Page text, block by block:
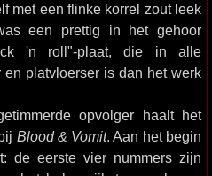
met een flinke korrel zout leek
een prettig in het gehoor
'n roll"-plaat, die in alle
platvloerser is dan het werk
opvolger haalt het
Blood & Vomit. Aan het begin
de eerste vier nummers zijn